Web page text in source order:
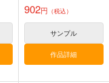
902円 （税込）
サンプル
作品詳細